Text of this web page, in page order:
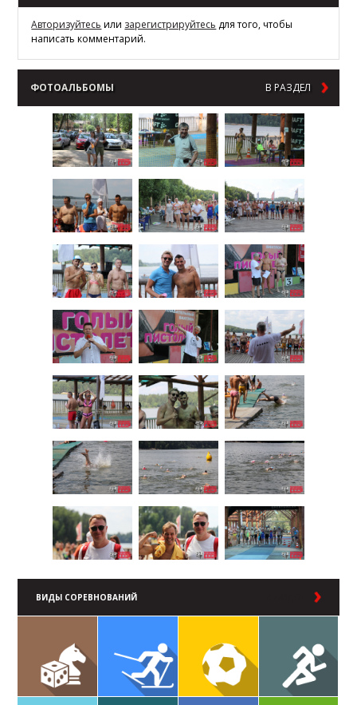
Авторизуйтесь или зарегистрируйтесь для того, чтобы
написать комментарий.
ФОТОАЛЬБОМЫ В РАЗДЕЛ
ВИДЫ СОРЕВНОВАНИЙ